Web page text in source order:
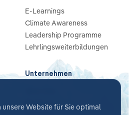
E-Learnings
Climate Awareness
Leadership Programme
Lehrlingsweiterbildungen
Unternehmen
Partners
unsere Website für Sie optimal